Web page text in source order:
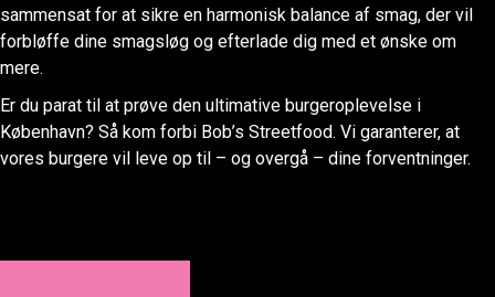
sammensat for at sikre en harmonisk balance af smag, der vil
forbløffe dine smagsløg og efterlade dig med et ønske om
mere.
Er du parat til at prøve den ultimative burgeroplevelse i
København? Så kom forbi Bob’s Streetfood. Vi garanterer, at
vores burgere vil leve op til – og overgå – dine forventninger.